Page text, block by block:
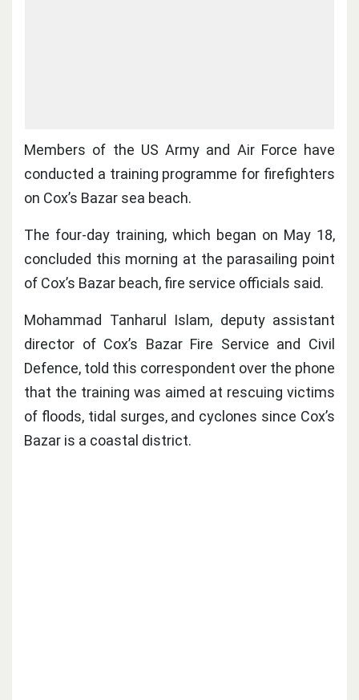
Members of the US Army and Air Force have
conducted a training programme for firefighters
on Cox’s Bazar sea beach.
The four-day training, which began on May 18,
concluded this morning at the parasailing point
of Cox’s Bazar beach, fire service officials said.
Mohammad Tanharul Islam, deputy assistant
director of Cox’s Bazar Fire Service and Civil
Defence, told this correspondent over the phone
that the training was aimed at rescuing victims
of floods, tidal surges, and cyclones since Cox’s
Bazar is a coastal district.